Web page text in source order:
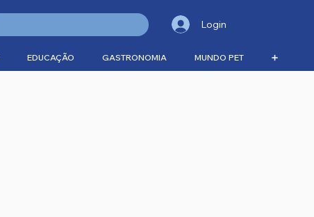
Login
EDUCAÇÃO GASTRONOMIA MUNDO PET ➕